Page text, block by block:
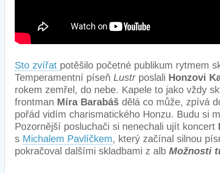
Sto zvířat potěšilo početné publikum rytmem
Temperamentní píseň Lustr poslali Honzovi
rokem zemřel, do nebe. Kapele to jako vždy
frontman Míra Barabáš dělá co může, zpívá
pořád vidím charismatického Honzu. Budu si
Pozornější posluchači si nenechali ujít koncert
s Michalem Pavlíčkem, který začínal silnou
pokračoval dalšími skladbami z alb Možnosti